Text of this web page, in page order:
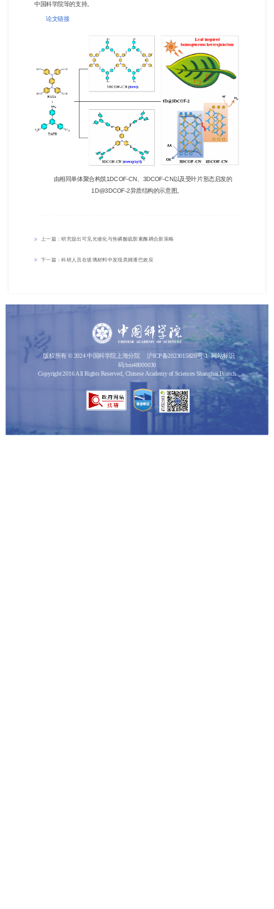
中国科学院等的支持。
论文链接
由相同单体聚合构筑1DCOF-CN、3DCOF-CN以及受叶片形态启发的
1D@3DCOF-2异质结构的示意图。
上一篇：研究提出可见光催化与焦磷酸硫胺素酶耦合新策略
下一篇：科研人员在玻璃材料中发现类姆潘巴效应
版权所有 © 2024 中国科学院上海分院 沪ICP备2023015820号-1
网站标识
码:bm48000030
Copyright 2016 All Rights Reserved, Chinese Academy of Sciences Shanghai Branch